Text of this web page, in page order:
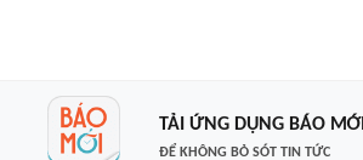
TẢI ỨNG DỤNG BÁO MỚI
ĐỂ KHÔNG BỎ SÓT TIN TỨC